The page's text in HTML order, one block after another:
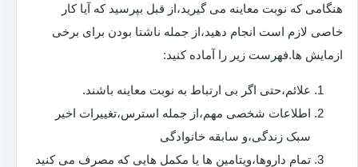
هنگامی که نوبت معاینه می گیرید،از قبل بپرسید که آیا کار
خاصی لازم است انجام دهید،از جمله ناشتا بودن برای برخی
ازمایش ها.فهرست زیر را آماده کنید:
علائم،حتی اگر بی ارتباط به نوبت معاینه باشند.
اطلاعات شخصی مهم،از جمله استرس،تغییرات اخیر
سبک زندگی،و سابقه خانوادگی
تمام داروها،ویتامین ها یا مکمل هایی که مصرف می کنید